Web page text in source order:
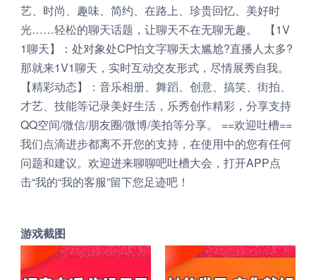
艺、时尚、趣味、简约、在路上、珍贵回忆、美好时
光……轻松的聊天话题，让聊天不在无聊无趣。 【1V
1聊天】：处对象处CP怕文字聊天太尴尬?直播人太多?
那就来1V1聊天，实时互动交友形式，尽情展秀自我。
【精彩动态】：音乐相册、舞蹈、创意、搞笑、街拍、
才艺、技能等记录美好生活，乐秀创作精彩，分享支持
QQ空间/微信/朋友圈/微博/美拍等分享。 ==欢迎吐槽==
我们点滴进步都离不开您的支持，在使用中的您有任何
问题和建议。欢迎进来聊聊吧吐槽大会，打开APP点
击“我的“我的客服”留下您足迹吧！
游戏截图